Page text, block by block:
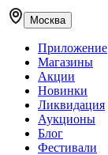
Москва
Приложение
Магазины
Акции
Новинки
Ликвидация
Аукционы
Блог
Фестивали